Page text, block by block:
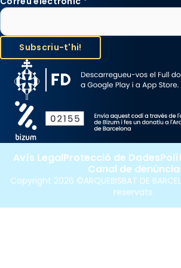
raïms de setembre te'n llepes
Photo
View on Facebook · Share
Copyright 2026 ©ARQUEBISBAT DE
reservats.
Avís LegalProtecció de Dades
Canal de denúncia